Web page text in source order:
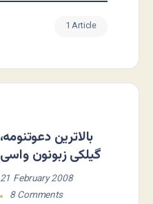
1 Article
بالاترین دعوتنومه،
گیلکی زبونون واسی
21 February 2008
8 Comments